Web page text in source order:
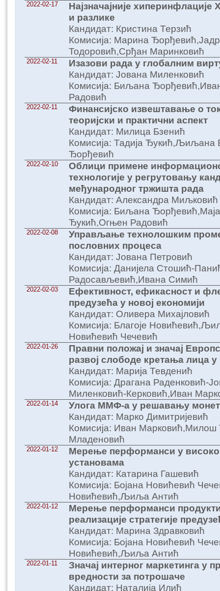
2022-02-17
Најзначајније хиперинфлације
и разлике
Кандидат: Кристина Терзић
Комисија: Марина
Тодоровић,Срђан Маринковић
2022-02-11
Изазови рада у глобалним
Кандидат: Јована Миленковић
Комисија: Биљана
Радовић
2022-02-11
Финансијско извештавање о
теоријски и практични аспект
Кандидат: Милица Бзенић
Комисија: Тадија
Ђорђевић
2022-02-10
Облици примене
технологије у регрутовању
међународног тржишта рада
Кандидат: Александра Миљковић
Комисија: Биљана
Ђукић,Огњен Радовић
2022-02-08
Управљање технолошким
пословних процеса
Кандидат: Јована Петровић
Комисија: Данијела Стошић-
Радосављевић,Ивана Симић
2022-02-03
Ефективност, ефикасност и
предузећа у новој економији
Кандидат: Оливера Михајловић
Комисија: Благоје
Новићевић Чечевић
2022-01-26
Правни положај и значај
развој слободе кретања лица у
Кандидат: Марија Тевденић
Комисија: Драгана Раденковић-
Миленковић-Керковић,Иван
2022-01-14
Улога ММФ-а у решавању
Кандидат: Марко Димитријевић
Комисија: Иван Марковић,Милош
Младеновић
2022-01-12
Мерење перформанси у
установама
Кандидат: Катарина Гашевић
Комисија: Бојана Новићевић
Новићевић,Љиља Антић
2022-01-12
Мерење перформанси
реализације стратегије
Кандидат: Марина Здравковић
Комисија: Бојана Новићевић
Новићевић,Љиља Антић
2022-01-11
Значај интерног маркетинга у
вредности за потрошаче
Кандидат: Наталија Илић